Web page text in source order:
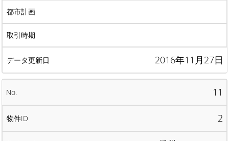
2016年11月27日
11
2